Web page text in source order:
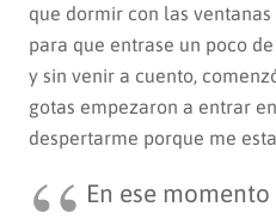
que dormir con las
para que entrase un poco
y sin venir a cuento,
gotas empezaron a entrar
despertarme porque me
En ese